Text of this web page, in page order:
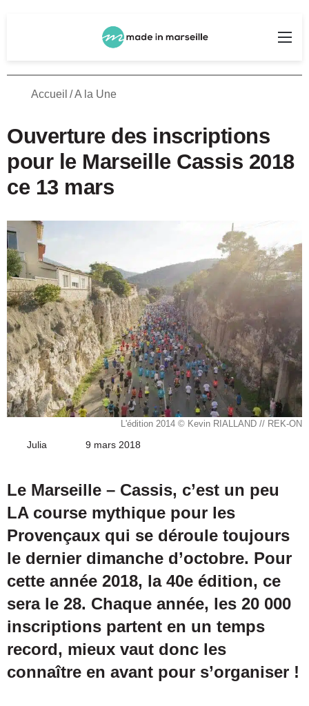
Accueil /A la Une
Ouverture des inscriptions
pour le Marseille Cassis 2018
ce 13 mars
L'édition 2014 © Kevin RIALLAND // REK-ON
Julia
Envoyer9 mars 2018
Le Marseille – Cassis, c’est un peu
LA course mythique pour les
Provençaux qui se déroule toujours
le dernier dimanche d’octobre. Pour
cette année 2018, la 40e édition, ce
sera le 28. Chaque année, les 20 000
inscriptions partent en un temps
record, mieux vaut donc les
connaître en avant pour s’organiser !